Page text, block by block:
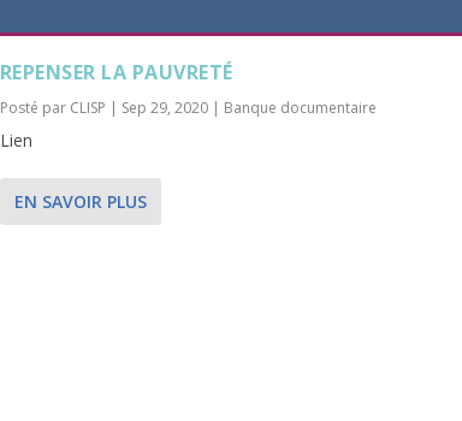
REPENSER LA PAUVRETÉ
Posté par CLISP | Sep 29, 2020| Banque documentaire
Lien
EN SAVOIR PLUS